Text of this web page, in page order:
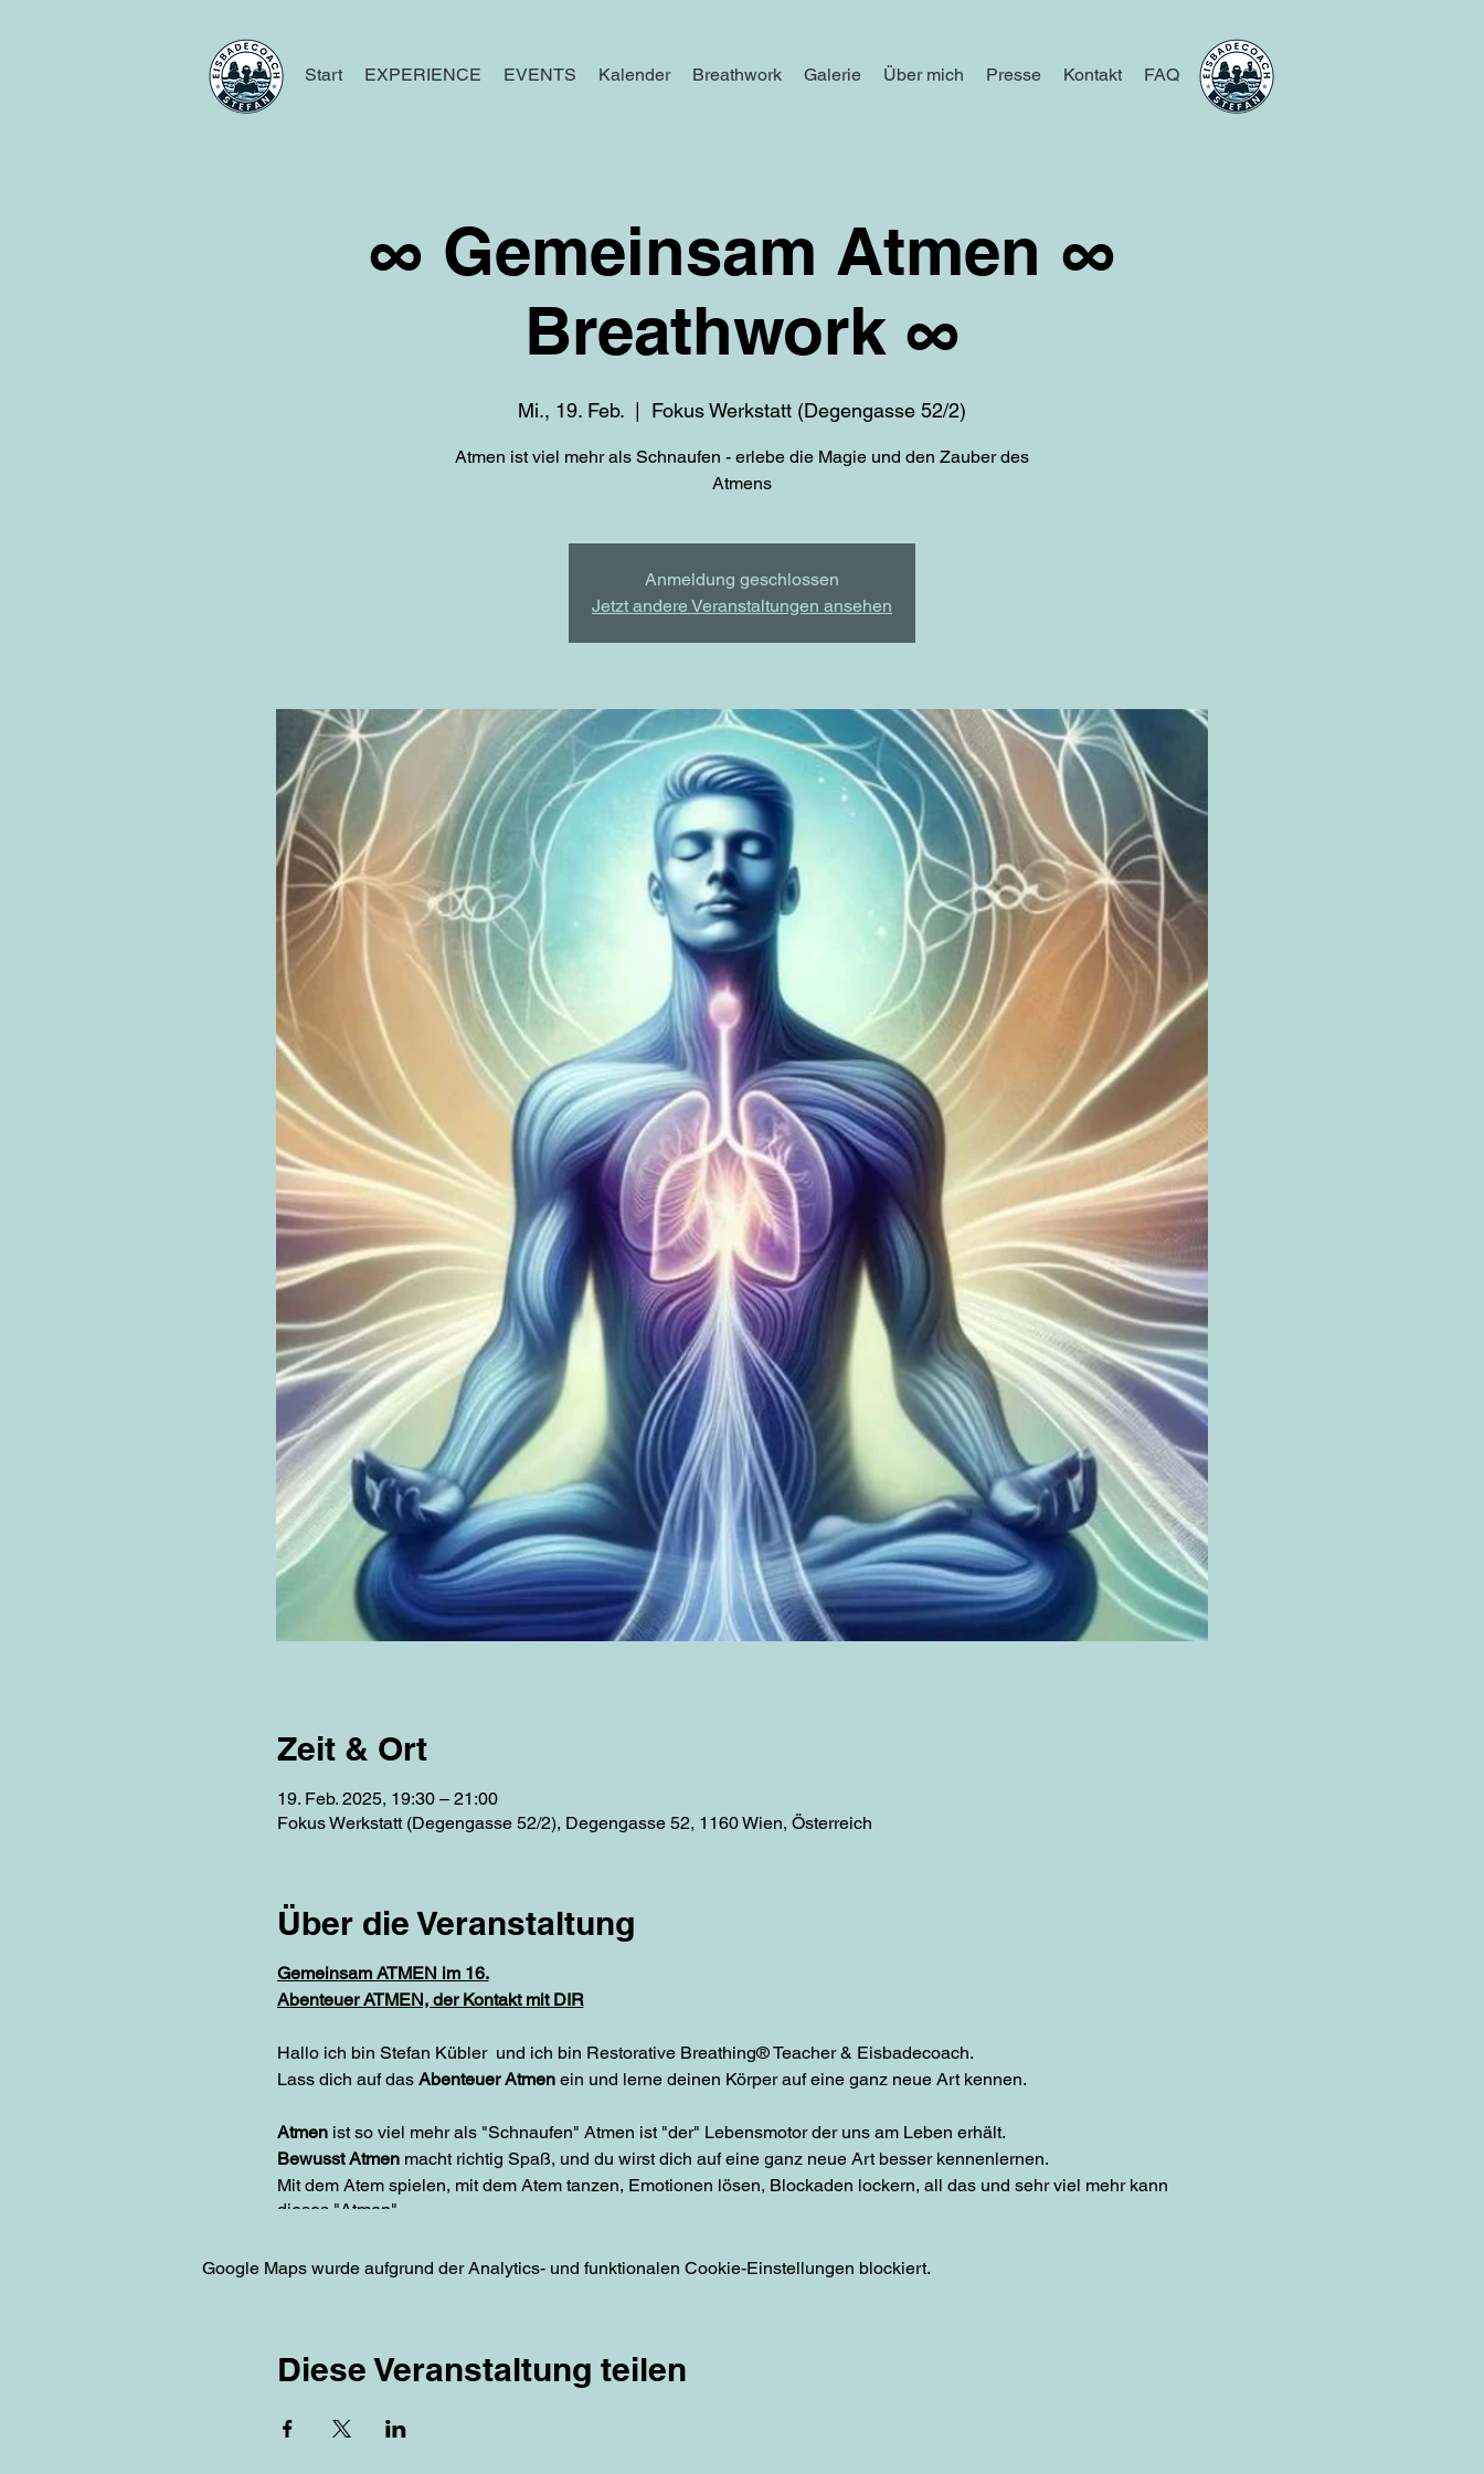
Start EXPERIENCE EVENTS Kalender Breathwork Galerie Über mich Presse Kontakt FAQ
∞ Gemeinsam Atmen ∞
Breathwork ∞
Mi., 19. Feb. Fokus Werkstatt (Degengasse 52/2)
Atmen ist viel mehr als Schnaufen - erlebe die Magie und den Zauber des
Atmens
Anmeldung geschlossen
Jetzt andere Veranstaltungen ansehen
Zeit & Ort
19. Feb. 2025, 19:30 – 21:00
Fokus Werkstatt (Degengasse 52/2), Degengasse 52, 1160 Wien, Österreich
Über die Veranstaltung
Gemeinsam ATMEN im 16.
Abenteuer ATMEN, der Kontakt mit DIR
Hallo ich bin Stefan Kübler und ich bin Restorative Breathing® Teacher & Eisbadecoach.
Lass dich auf das Abenteuer Atmenein und lerne deinen Körper auf eine ganz neue Art kennen.
Atmenist so viel mehr als "Schnaufen" Atmen ist "der" Lebensmotor der uns am Leben erhält.
Bewusst Atmenmacht richtig Spaß, und du wirst dich auf eine ganz neue Art besser kennenlernen.
Mit dem Atem spielen, mit dem Atem tanzen, Emotionen lösen, Blockaden lockern, all das und sehr viel mehr kann
dieses "Atmen".
Jede Session steht unter einem anderen Thema, die sich in gewissen Zyklen wiederholen.
plaudern und wieder heimgehen.
🌀
Was muss ich wissen?
Du brauchst keine Voraussetzungen. Auch wenn du komplett neu bist, wirst du viel mitnehmen.
Google Maps wurde aufgrund der Analytics- und funktionalen Cookie-Einstellungen blockiert.
Diese Veranstaltung teilen